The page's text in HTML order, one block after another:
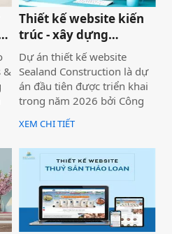
&
Thiết kế website kiến
trúc - xây dựng
Sealand Construction
Dự án thiết kế website
Sealand Construction là dự
án đầu tiên được triển khai
trong năm 2026 bởi Công
ty Thiết kế Website Biển
Vàng, mang ý nghĩa mở đầu
với định hướng chuyên
nghiệp, bài bản và bền
vững.
XEM CHI TIẾT